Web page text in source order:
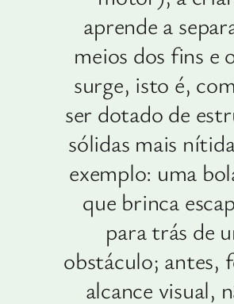
aprende a
meios dos fins e
surge, isto é,
ser dotado de
sólidas mais
exemplo: uma
que brinca
para trás de
obstáculo; antes,
alcance visual,